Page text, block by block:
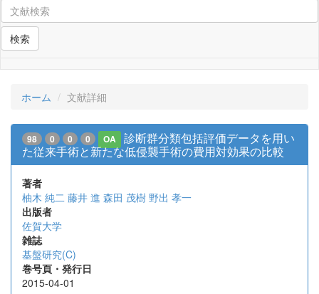
検索
ホーム 文献詳細
98 0 0 0 OA
診断群分類包括評価データを用い
た従来手術と新たな低侵襲手術の費用対効果の比較
著者
柚木 純二 藤井 進 森田 茂樹 野出 孝一
出版者
佐賀大学
雑誌
基盤研究(C)
巻号頁・発行日
2015-04-01